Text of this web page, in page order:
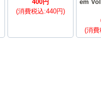
400円
(消費税込:440円)
em
(消費